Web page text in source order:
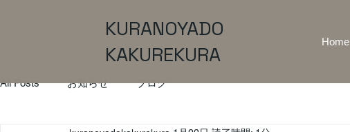
KURANOYADO
KAKUREKURA
Home
All Posts お知らせ ブログ